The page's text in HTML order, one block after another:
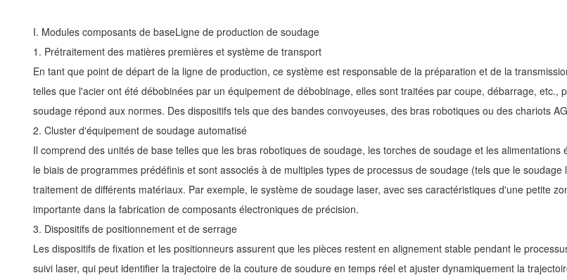
I. Modules composants de baseLigne de production de soudage
1. Prétraitement des matières premières et système de transport
En tant que point de départ de la ligne de production, ce système est responsable de la préparation et de la
telles que l'acier ont été débobinées par un équipement de débobinage, elles sont traitées par coupe, débarrage,
soudage répond aux normes. Des dispositifs tels que des bandes convoyeuses, des bras robotiques ou des chariots
2. Cluster d'équipement de soudage automatisé
Il comprend des unités de base telles que les bras robotiques de soudage, les torches de soudage et les
le biais de programmes prédéfinis et sont associés à de multiples types de processus de soudage (tels que le
traitement de différents matériaux. Par exemple, le système de soudage laser, avec ses caractéristiques d'une petite
importante dans la fabrication de composants électroniques de précision.
3. Dispositifs de positionnement et de serrage
Les dispositifs de fixation et les positionneurs assurent que les pièces restent en alignement stable pendant le
suivi laser, qui peut identifier la trajectoire de la couture de soudure en temps réel et ajuster dynamiquement la